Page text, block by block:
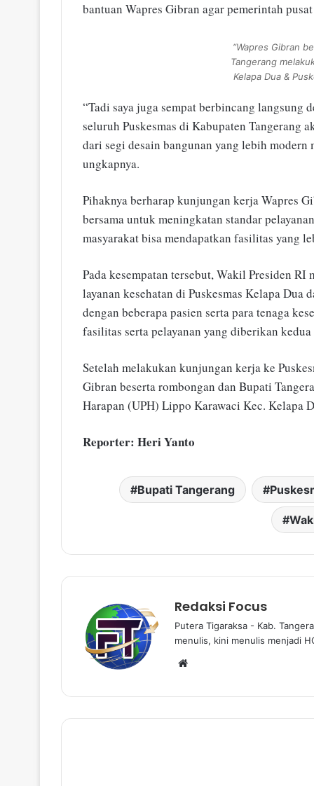
bantuan Wapres Gibran agar pemerintah
“Wapres Gibran
Tangerang
Kelapa Dua &
“Tadi saya juga sempat berbincang langsung
seluruh Puskesmas di Kabupaten Tangerang
dari segi desain bangunan yang lebih modern
ungkapnya.
Pihaknya berharap kunjungan kerja Wapres
bersama untuk meningkatan standar
masyarakat bisa mendapatkan fasilitas yang
Pada kesempatan tersebut, Wakil Presiden RI
layanan kesehatan di Puskesmas Kelapa
dengan beberapa pasien serta para tenaga
fasilitas serta pelayanan yang diberikan kedua
Setelah melakukan kunjungan kerja ke
Gibran beserta rombongan dan Bupati
Harapan (UPH) Lippo Karawaci Kec. Kelapa
Reporter: Heri Yanto
Bupati Tangerang
Redaksi Focus
Putera Tigaraksa - Kab.
menulis, kini menulis menjadi
b